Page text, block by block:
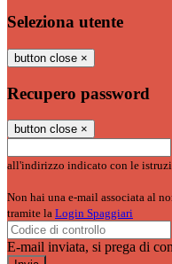
Seleziona utente
button close ×
Recupero password
button close ×
all'indirizzo indicato con le
Non hai una e-mail associata al
tramite la Login Spaggiari
E-mail inviata, si prega di